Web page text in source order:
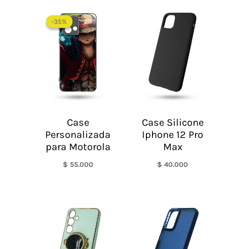
-35%
-35%
Case
Personalizada
para Motorola
$ 55.000
Case Silicone
Iphone 12 Pro
Max
$ 40.000